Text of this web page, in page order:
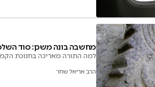
מחשבה בונה משכן: סוד
למה התורה מאריכה בחנוכת
הרב אריאל שחר